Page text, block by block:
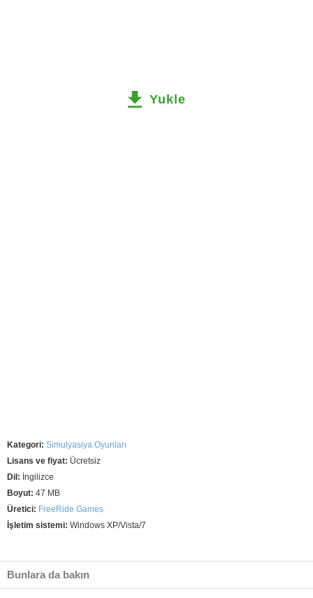
Yukle
Kategori: Simulyasiya Oyunları
Lisans ve fiyat: Ücretsiz
Dil: İngilizce
Boyut: 47 MB
Üretici: FreeRide Games
İşletim sistemi: Windows XP/Vista/7
Bunlara da bakın